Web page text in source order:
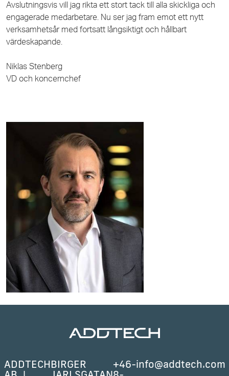
Avslutningsvis vill jag rikta ett stort tack till alla skickliga och
engagerade medarbetare. Nu ser jag fram emot ett nytt
verksamhetsår med fortsatt långsiktigt och hållbart
värdeskapande.
Niklas Stenberg
VD och koncernchef
ADDTECHBIRGER +46-info@addtech.com